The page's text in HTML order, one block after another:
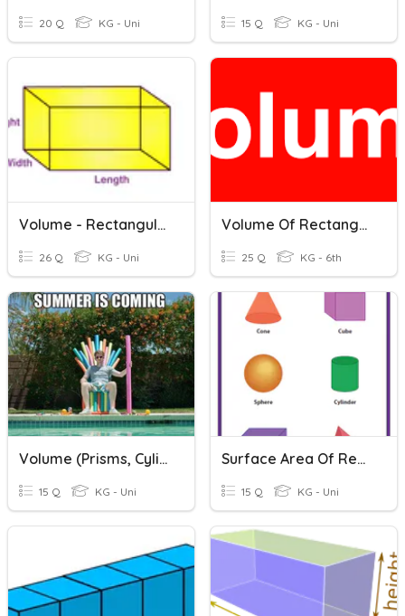
20 Q KG - Uni 15 Q KG - Uni
Volume - Rectangular Prisms
26 Q KG - Uni
Volume Of Rectangular Prisms
25 Q KG - 6th
Volume (Prisms, Cylinders, Cones, Pyramids)
15 Q KG - Uni
Surface Area Of Rectangular Prisms & Cylinders
15 Q KG - Uni